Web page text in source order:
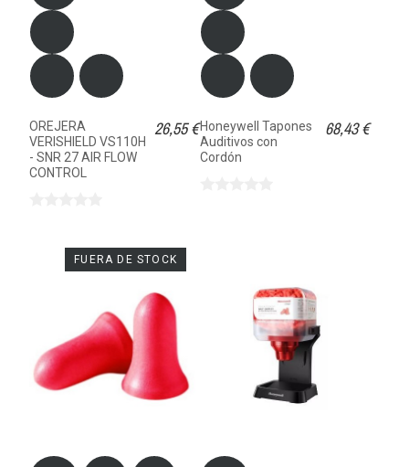
OREJERA
VERISHIELD VS110H
- SNR 27 AIR FLOW
CONTROL
26,55 €Honeywell Tapones
Auditivos con
Cordón
68,43 €
FUERA DE STOCK